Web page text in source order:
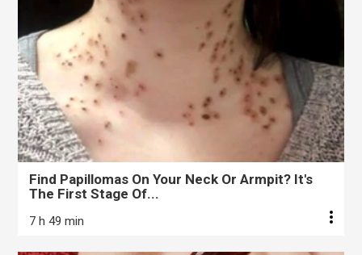
Find Papillomas On Your Neck Or Armpit? It's
The First Stage Of...
7 h 49 min